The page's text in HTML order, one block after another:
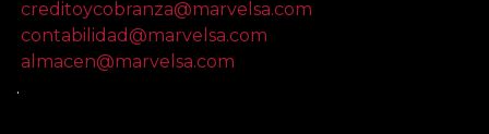
creditoycobranza@marvelsa.com
contabilidad@marvelsa.com
almacen@marvelsa.com
.